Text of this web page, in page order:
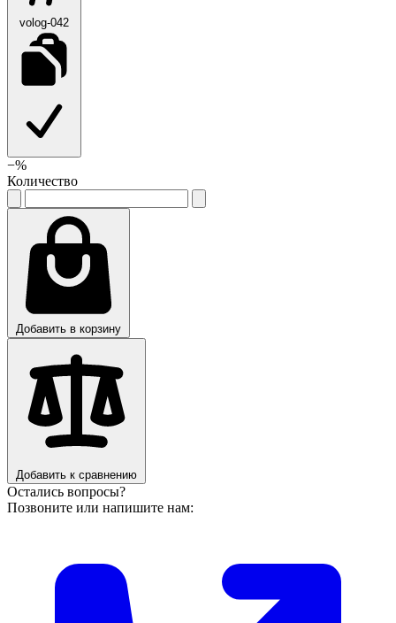
volog-042
−%
Количество
Добавить в корзину
Добавить к сравнению
Остались вопросы?
Позвоните или напишите нам: